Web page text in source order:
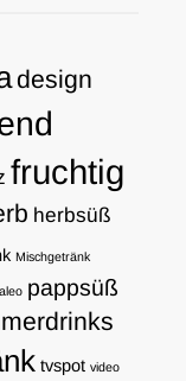
design
fruchtig
herbsüß
Mischgetränk
pappsüß
tvspot video